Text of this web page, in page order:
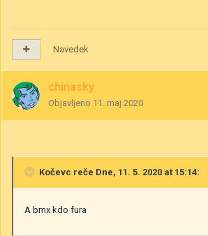
Navedek
chinasky
Objavljeno 11. maj 2020
Kočevc reče Dne, 11. 5. 2020 at 15:14:
A bmx kdo fura